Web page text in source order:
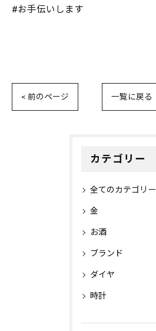
#お手伝いします
< 前のページ 一覧に戻る
カテゴリー
全てのカテゴリー
金
お酒
ブランド
ダイヤ
時計